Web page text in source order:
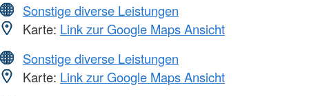
Sonstige diverse Leistungen
Karte: Link zur Google Maps Ansicht
Sonstige diverse Leistungen
Karte: Link zur Google Maps Ansicht